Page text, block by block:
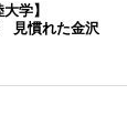
学】
慣れた金沢